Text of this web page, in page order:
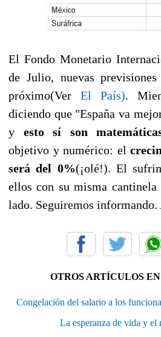
El Fondo Monetario
de Julio, nuevas
próximo(Ver El País).
diciendo que "España va
y esto sí son
objetivo y numérico: el
será del 0%(¡olé!). El
ellos con su misma
lado. Seguiremos
OTROS ARTÍCULOS
Congelación del salario a los
La esperanza de vida y el